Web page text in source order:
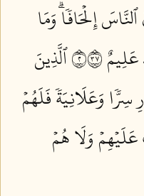
إِلۡحَافٗاۗ وَمَا
٢٧٣
ٱلَّذِينَ
سِرّٗا وَعَلَانِيَةٗ فَلَهُمۡ
وَلَا هُمۡ